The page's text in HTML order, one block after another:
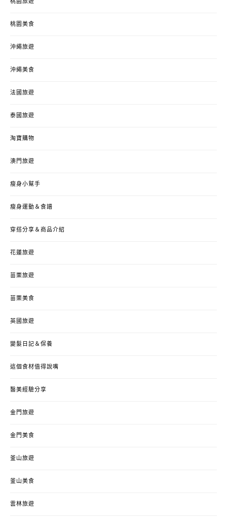
桃園旅遊
桃園美食
沖繩旅遊
沖繩美食
法國旅遊
泰國旅遊
淘寶購物
澳門旅遊
瘦身小幫手
瘦身運動＆食譜
穿搭分享＆商品介紹
花蓮旅遊
苗栗旅遊
苗栗美食
英國旅遊
變髮日記＆保養
這個食材值得說嘴
醫美經驗分享
金門旅遊
金門美食
釜山旅遊
釜山美食
雲林旅遊